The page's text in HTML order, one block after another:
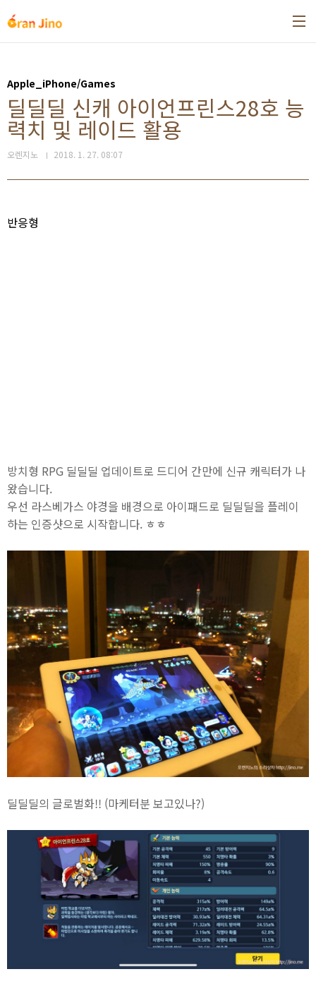
Apple_iPhone/Games
딜딜딜 신캐 아이언프린스28호 능
력치 및 레이드 활용
오렌지노 2018. 1. 27. 08:07
반응형
방치형 RPG 딜딜딜 업데이트로 드디어 간만에 신규 캐릭터가 나
왔습니다.
우선 라스베가스 야경을 배경으로 아이패드로 딜딜딜을 플레이
하는 인증샷으로 시작합니다. ㅎㅎ
딜딜딜의 글로벌화!! (마케터분 보고있나?)